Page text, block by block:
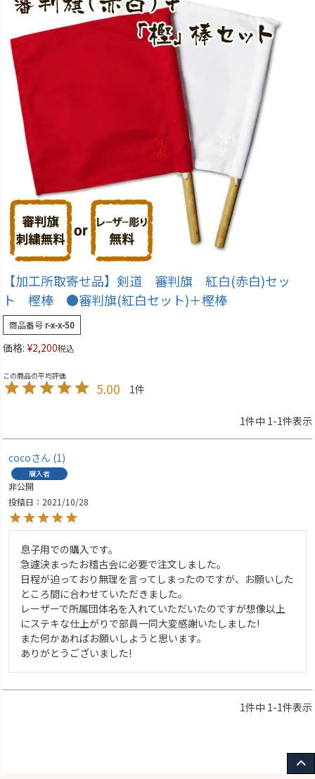
【加工所取寄せ品】剣道 審判旗 紅白(赤白)セッ
ト 樫棒 ●審判旗(紅白セット)＋樫棒
商品番号r-x-x-50
価格: ¥2,200税込
5.00 1
1件中 1-1件表示
coco 1
購入者
非公開
投稿日
2021/10/28
息子用での購入です。
急遽決まったお稽古会に必要で注文しました。
日程が迫っており無理を言ってしまったのですが、お願いした
ところ間に合わせていただきました。
レーザーで所属団体名を入れていただいたのですが想像以上
にステキな仕上がりで部員一同大変感謝いたしました!
また何かあればお願いしようと思います。
ありがとうございました!
1件中 1-1件表示